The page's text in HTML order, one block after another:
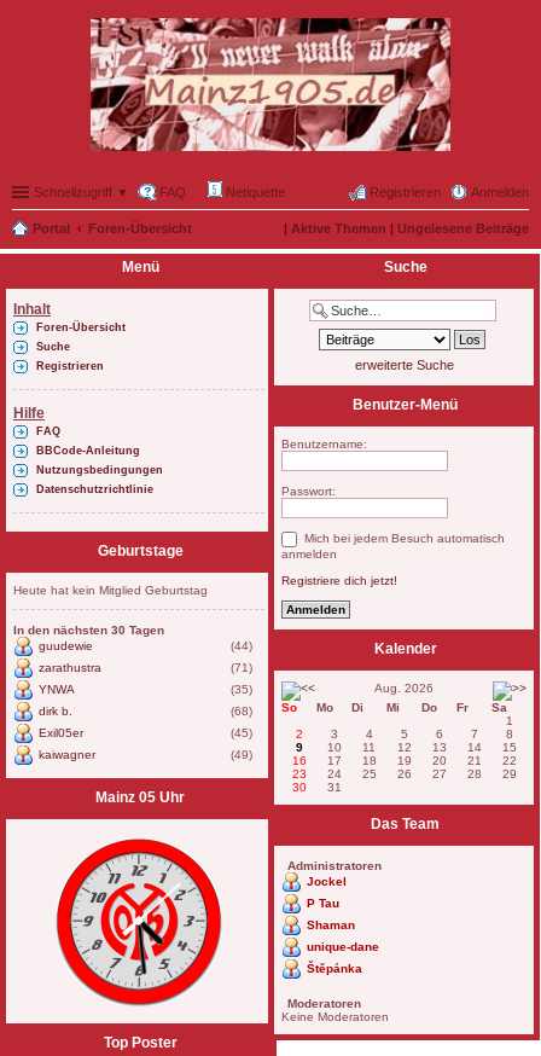
Schnellzugriff ▼ FAQ Netiquette Anmelden
Registrieren
Portal Foren-Übersicht | Aktive Themen | Ungelesene Beiträge
Menü
Inhalt
Foren-Übersicht
Suche
Registrieren
Hilfe
FAQ
BBCode-Anleitung
Nutzungsbedingungen
Datenschutzrichtlinie
Geburtstage
Heute hat kein Mitglied Geburtstag
In den nächsten 30 Tagen
guudewie
(44)
zarathustra
(71)
YNWA
(35)
dirk b.
(68)
Exil05er
(45)
kaiwagner
(49)
Mainz 05 Uhr
Top Poster
Suche
erweiterte Suche
Benutzer-Menü
Benutzername:
Passwort:
Mich bei jedem Besuch automatisch
anmelden
Registriere dich jetzt!
Kalender
Aug. 2026
So
Mo Di Mi Do Fr
Sa
1
2
3 4 5 6 7
8
9
10 11 12 13 14
15
16
17 18 19 20 21
22
23
24 25 26 27 28
29
30
31
Das Team
Administratoren
Jockel
P Tau
Shaman
unique-dane
Štěpánka
Moderatoren
Keine Moderatoren